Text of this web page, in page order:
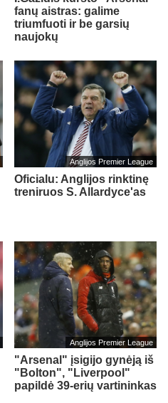
fanų aistras: galime
triumfuoti ir be garsių
naujokų
Anglijos Premier League
Oficialu: Anglijos rinktinę
treniruos S. Allardyce'as
Anglijos Premier League
"Arsenal" įsigijo gynėją iš
"Bolton", "Liverpool"
papildė 39-erių vartininkas